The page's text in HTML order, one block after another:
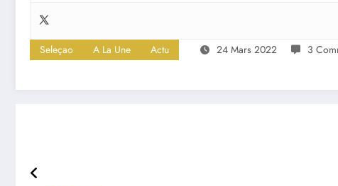
Seleçao A La Une Actu 24 Mars 2022 3